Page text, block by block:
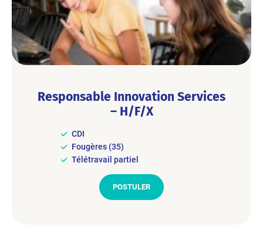
Responsable Innovation Services
– H/F/X
CDI
Fougères (35)
Télétravail partiel
POSTULER